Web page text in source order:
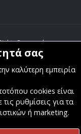
Reserved
& ΦιλοξενίαKomvos.gr
σας
καλύτερη εμπειρία
cookies είναι
ρυθμίσεις για τα
ή marketing.